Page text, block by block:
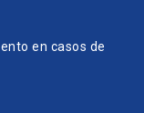
en casos de